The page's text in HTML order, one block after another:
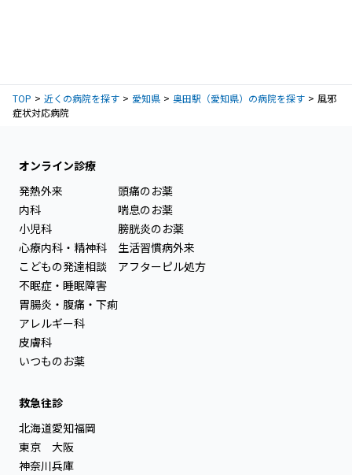
TOP 近くの病院を探す 愛知県 奥田駅（愛知県）の病院を探す
風邪
症状対応病院
オンライン診療
発熱外来
内科
小児科
心療内科・精神科
こどもの発達相談
不眠症・睡眠障害
胃腸炎・腹痛・下痢
アレルギー科
皮膚科
いつものお薬
頭痛のお薬
喘息のお薬
膀胱炎のお薬
生活習慣病外来
アフターピル処方
救急往診
北海道
東京
神奈川
愛知
大阪
兵庫
福岡